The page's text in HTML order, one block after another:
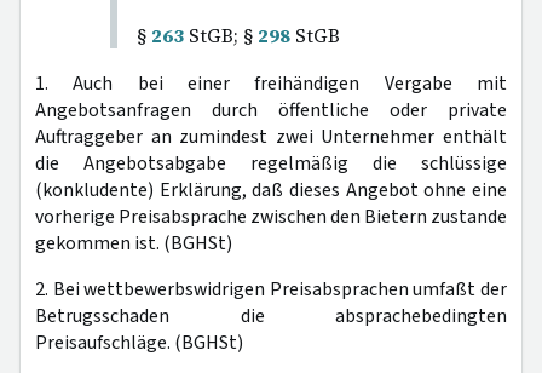
§ 263 StGB; § 298 StGB
1. Auch bei einer freihändigen Vergabe mit
Angebotsanfragen durch öffentliche oder private
Auftraggeber an zumindest zwei Unternehmer enthält
die Angebotsabgabe regelmäßig die schlüssige
(konkludente) Erklärung, daß dieses Angebot ohne eine
vorherige Preisabsprache zwischen den Bietern zustande
gekommen ist. (BGHSt)
2. Bei wettbewerbswidrigen Preisabsprachen umfaßt der
Betrugsschaden die absprachebedingten
Preisaufschläge. (BGHSt)